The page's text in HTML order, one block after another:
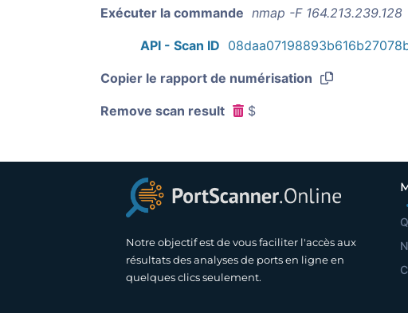
Exécuter la commande nmap -F 164.213.239.128
API - Scan ID
Copier le rapport de numérisation
Remove scan result $
Notre objectif est de vous faciliter l'accès aux
résultats des analyses de ports en ligne en
quelques clics seulement.